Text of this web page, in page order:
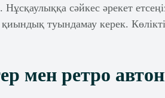
сәйкес әрекет
туындамау керек. Көлікті
мен ретро